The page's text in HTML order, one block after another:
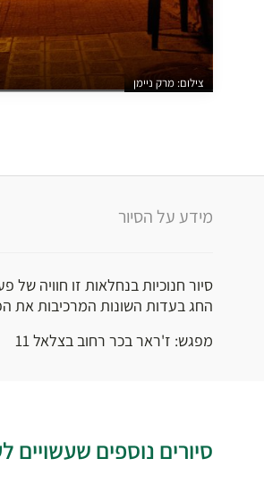
צילום: מרק ניימן
מידע על הסיור
סיור חנוכיות בנחלאות זו חוויה
החג בעדות השונות המרכיבות את
מפגש: ז'ראר בכר רחוב בצלאל 11
סיורים נוספים שעשויים